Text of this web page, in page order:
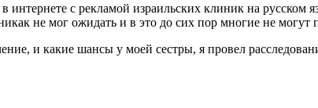
интернете с рекламой израильских клиник на
не мог ожидать и в это до сих пор многие не могут
и какие шансы у моей сестры, я провел